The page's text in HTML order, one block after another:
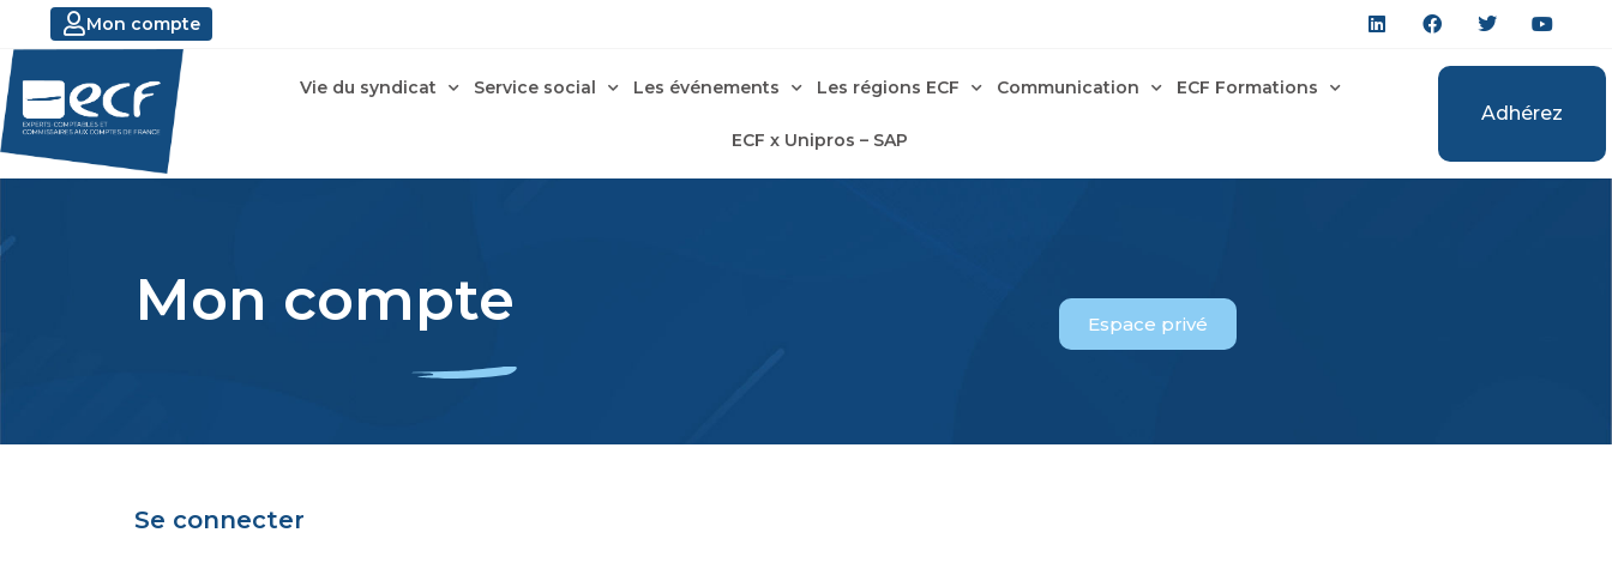
Mon compte
Vie du syndicat Service social Les événements Les régions ECF Communication ECF Formations
ECF x Unipros – SAP
Adhérez
Adhérez
Mon compte Espace privé
Se connecter